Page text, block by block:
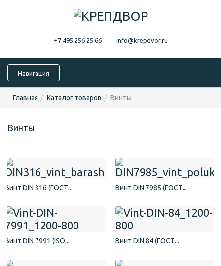
+7 495 256 25 66 info@krepdvor.ru
Навигация
Главная Каталог товаров Винты
Винты
Винт DIN 316 (ГОСТ... Винт DIN 7985 (ГОСТ...
Винт DIN 7991 (ISO... Винт DIN 84 (ГОСТ...